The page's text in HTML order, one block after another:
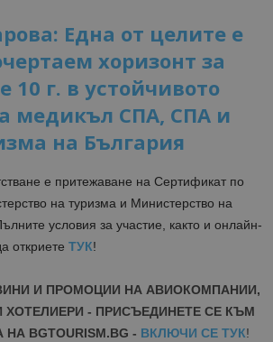
Една от целите е
хоризонт за
10 г. в устойчивото
медикъл СПА, СПА и
на България
е притежаване на Сертификат по
на туризма и Министерство на
условия за участие, както и онлайн-
откриете ТУК!
И ПРОМОЦИИ НА АВИОКОМПАНИИ,
ХОТЕЛИЕРИ - ПРИСЪЕДИНЕТЕ СЕ КЪМ
BGTOURISM.BG - ВКЛЮЧИ СЕ ТУК!